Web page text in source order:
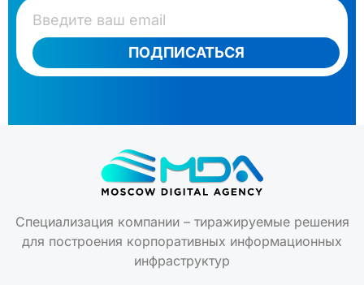
ПОДПИСАТЬСЯ
Специализация компании – тиражируемые решения
для построения корпоративных информационных
инфраструктур